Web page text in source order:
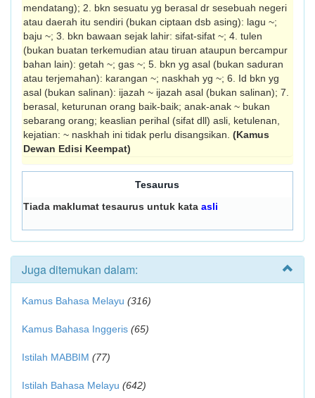
mendatang); 2. bkn sesuatu yg ber­asal dr sesebuah negeri
atau daerah itu sendiri (bukan ciptaan dsb asing): lagu ~;
baju ~; 3. bkn bawaan sejak lahir: sifat-sifat ~; 4. tulen
(bukan buatan terkemudian atau tiruan ataupun bercampur
bahan lain): getah ~; gas ~; 5. bkn yg asal (bukan saduran
atau terjemahan): karangan ~; naskhah yg ~; 6. Id bkn yg
asal (bukan salinan): ijazah ~ ijazah asal (bukan salinan); 7.
berasal, keturunan orang baik-baik; anak-anak ~ bukan
sebarang orang; keaslian perihal (sifat dll) asli, ketulenan,
kejatian: ~ naskhah ini tidak perlu disang­sikan. (Kamus
Dewan Edisi Keempat)
Tesaurus
Tiada maklumat tesaurus untuk kata asli
Juga ditemukan dalam:
Kamus Bahasa Melayu (316)
Kamus Bahasa Inggeris (65)
Istilah MABBIM (77)
Istilah Bahasa Melayu (642)